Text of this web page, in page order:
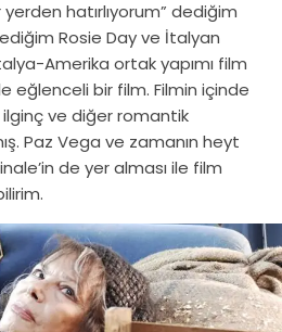
yerden hatırlıyorum” dediğim
Rosie Day ve İtalyan
Amerika ortak yapımı film
eğlenceli bir film. Filmin içinde
ilginç ve diğer romantik
Paz Vega ve zamanın heyt
de yer alması ile film